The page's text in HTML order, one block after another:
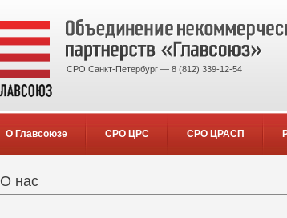
СРО Санкт-Петербург — 8 (812) 339-12-54
О Главсоюзе СРО ЦРС СРО ЦРАСП
О нас